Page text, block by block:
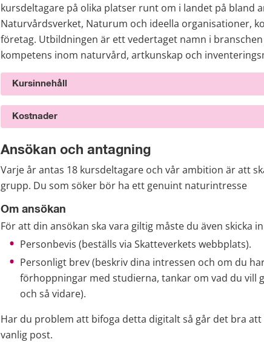
kursdeltagare på olika platser runt om i landet på bland
Naturvårdsverket, Naturum och ideella organisationer,
företag. Utbildningen är ett vedertaget namn i
kompetens inom naturvård, artkunskap och
Kursinnehåll
Kostnader
Ansökan och antagning
Varje år antas 18 kursdeltagare och vår ambition är att
grupp. Du som söker bör ha ett genuint naturintresse
Om ansökan
För att din ansökan ska vara giltig måste du även skicka
Personbevis (beställs via Skatteverkets webbplats).
Personligt brev (beskriv dina intressen och om du
förhoppningar med studierna, tankar om vad du vill
och så vidare).
Har du problem att bifoga detta digitalt så går det bra
vanlig post.